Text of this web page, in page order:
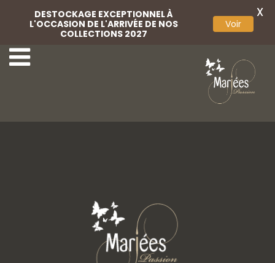
13-Mariées Passion 15-Mariées Passion
DESTOCKAGE EXCEPTIONNEL À
L'OCCASION DE L'ARRIVÉE DE NOS
COLLECTIONS 2027
Voir
X